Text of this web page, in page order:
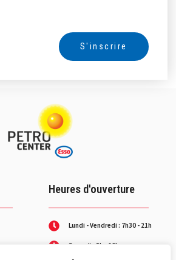
S'inscrire
Heures d'ouverture
Lundi - Vendredi : 7h30 - 21h
Samedi : 8h - 16h